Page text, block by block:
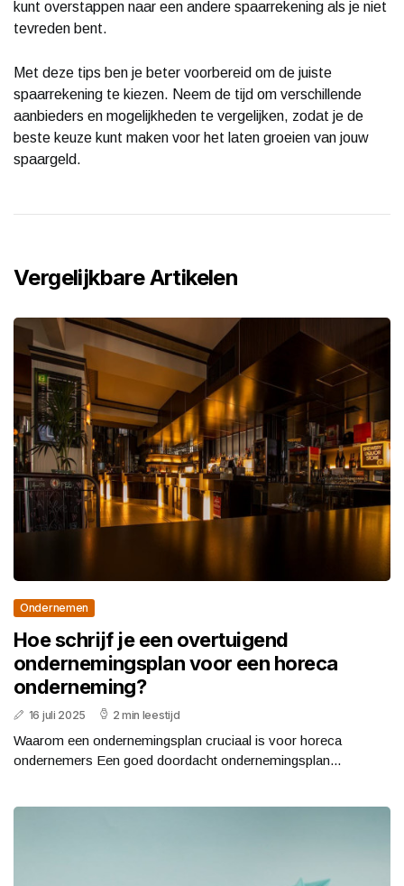
kunt overstappen naar een andere spaarrekening als je niet
tevreden bent.
Met deze tips ben je beter voorbereid om de juiste
spaarrekening te kiezen. Neem de tijd om verschillende
aanbieders en mogelijkheden te vergelijken, zodat je de
beste keuze kunt maken voor het laten groeien van jouw
spaargeld.
Vergelijkbare Artikelen
Ondernemen
Hoe schrijf je een overtuigend
ondernemingsplan voor een horeca
onderneming?
16 juli 2025 2 min leestijd
Waarom een ondernemingsplan cruciaal is voor horeca
ondernemers Een goed doordacht ondernemingsplan...